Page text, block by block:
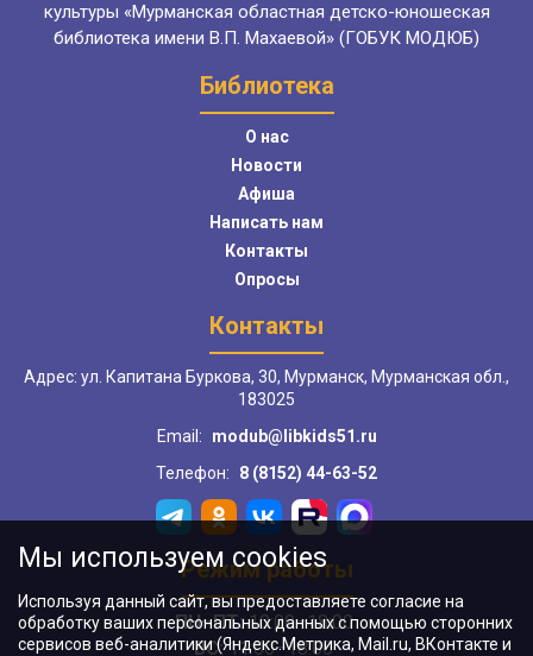
культуры «Мурманская областная детско-юношеская
библиотека имени В.П. Махаевой» (ГОБУК МОДЮБ)
Библиотека
О нас
Новости
Афиша
Написать нам
Контакты
Опросы
Контакты
Адрес: ул. Капитана Буркова, 30, Мурманск, Мурманская обл.,
183025
Email:
modub@libkids51.ru
Телефон:
8 (8152) 44-63-52
Режим работы
ПН–ПТ:10:00–18:00
ВС:11:00–18:00
Мы используем cookies
Используя данный сайт, вы предоставляете согласие на
обработку ваших персональных данных с помощью сторонних
сервисов веб-аналитики (Яндекс.Метрика, Mail.ru, ВКонтакте и